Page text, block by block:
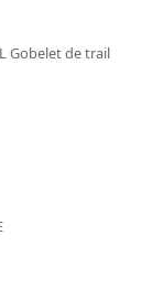
Gobelet de trail